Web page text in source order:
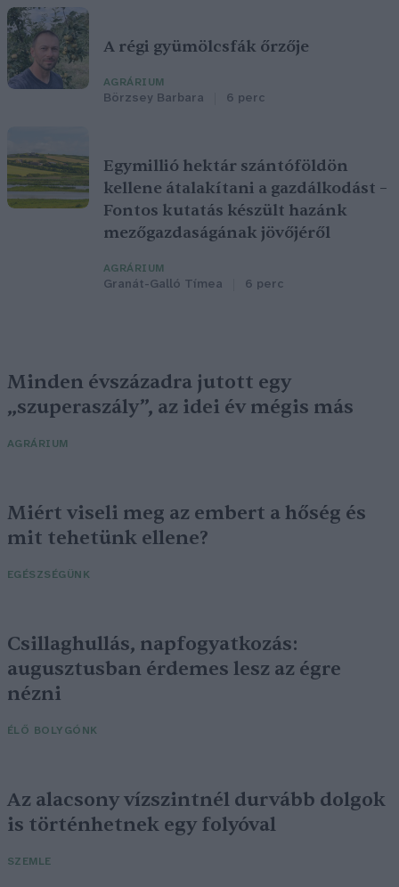
A régi gyümölcsfák őrzője
AGRÁRIUM
Börzsey Barbara 6 perc
Egymillió hektár szántóföldön
kellene átalakítani a gazdálkodást –
Fontos kutatás készült hazánk
mezőgazdaságának jövőjéről
AGRÁRIUM
Granát-Galló Tímea 6 perc
Minden évszázadra jutott egy
„szuperaszály”, az idei év mégis más
AGRÁRIUM
Miért viseli meg az embert a hőség és
mit tehetünk ellene?
EGÉSZSÉGÜNK
Csillaghullás, napfogyatkozás:
augusztusban érdemes lesz az égre
nézni
ÉLŐ BOLYGÓNK
Az alacsony vízszintnél durvább dolgok
is történhetnek egy folyóval
SZEMLE